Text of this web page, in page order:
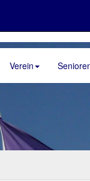
Verein